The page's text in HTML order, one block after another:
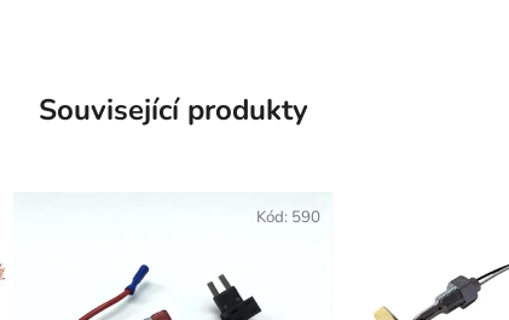
Související produkty
Kód: 590